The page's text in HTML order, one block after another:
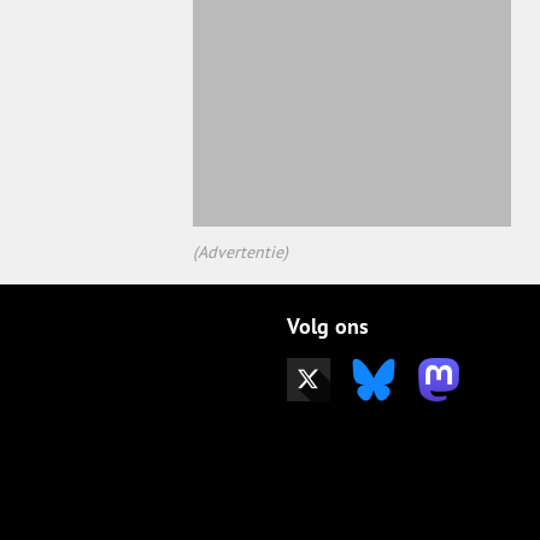
(Advertentie)
Volg ons